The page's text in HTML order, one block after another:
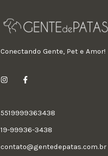
Conectando Gente, Pet e Amor!
5519999363438
19-99936-3438
contato@gentedepatas.com.br